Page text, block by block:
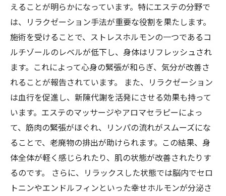
えることが明らかになっています。特にエステの分野で
は、リラクゼーション手法が重要な役割を果たします。
施術を受けることで、ストレスホルモンの一つであるコ
ルチゾールのレベルが低下し、身体はリフレッシュされ
ます。これによって心身の緊張が和らぎ、気分が改善さ
れることが報告されています。 また、リラクゼーション
は血行を促進し、新陳代謝を活発にさせる効果も持って
います。エステのマッサージやアロマセラピーによっ
て、筋肉の緊張がほぐれ、リンパの流れがスムーズにな
ることで、老廃物の排出が助けられます。この結果、身
体全体が軽く感じられたり、肌の状態が改善されたりす
るのです。 さらに、リラックスした状態では脳内でセロ
トニンやエンドルフィンといった幸せホルモンが分泌さ